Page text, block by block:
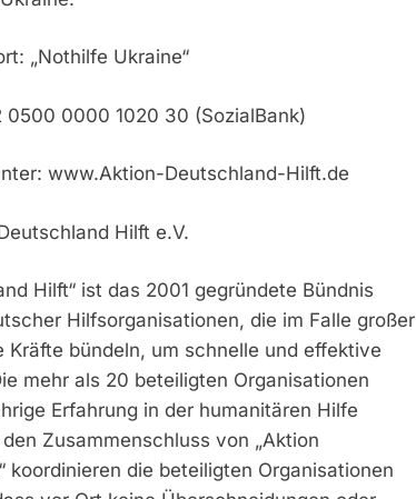
„Nothilfe Ukraine“
0500 0000 1020 30 (SozialBank)
www.Aktion-Deutschland-Hilft.de
Hilft e.V.
Hilft“ ist das 2001 gegründete Bündnis
Hilfsorganisationen, die im Falle großer
Kräfte bündeln, um schnelle und effektive
mehr als 20 beteiligten Organisationen
Erfahrung in der humanitären Hilfe
Zusammenschluss von „Aktion
koordinieren die beteiligten Organisationen